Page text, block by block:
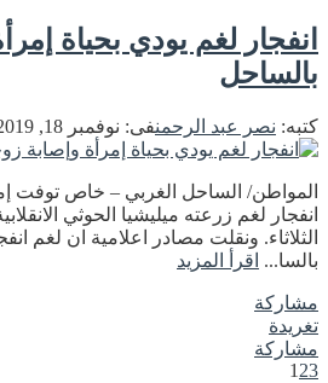
انفجار لغم يودي بحياة
بالساحل
كتبه: نصر عبد الرحمنفى: نوفمبر 18, 2019
المواطن/ الساحل الغربي – خاص توفت
انفجار لغم زرعته ميليشيا الحوثي
الثلاثاء. ونقلت مصادر اعلامية ان لغم
بالسا... اقرأ المزيد
مشاركة
تغريدة
مشاركة
1 23